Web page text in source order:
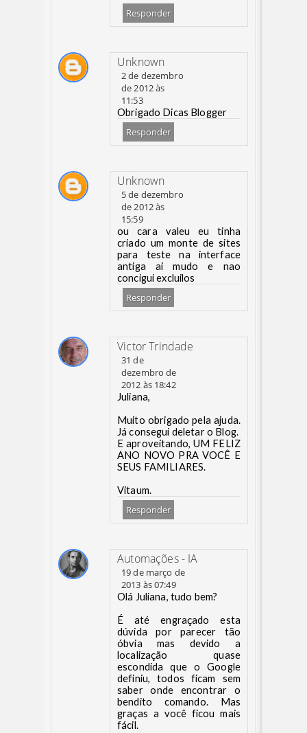
Responder
Unknown
2 de dezembro
de 2012 às
11:53
Obrigado Dicas Blogger
Responder
Unknown
5 de dezembro
de 2012 às
15:59
ou cara valeu eu tinha
criado um monte de sites
para teste na interface
antiga ai mudo e nao
concigui excluilos
Responder
Victor Trindade
31 de
dezembro de
2012 às 18:42
Juliana,
Muito obrigado pela ajuda.
Já consegui deletar o Blog.
E aproveitando, UM FELIZ
ANO NOVO PRA VOCÊ E
SEUS FAMILIARES.
Vitaum.
Responder
Automações - IA
19 de março de
2013 às 07:49
Olá Juliana, tudo bem?
É até engraçado esta
dúvida por parecer tão
óbvia mas devido a
localização quase
escondida que o Google
definiu, todos ficam sem
saber onde encontrar o
bendito comando. Mas
graças a você ficou mais
fácil.